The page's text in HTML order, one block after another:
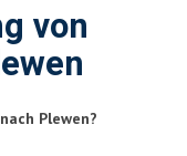
von
Plewen?